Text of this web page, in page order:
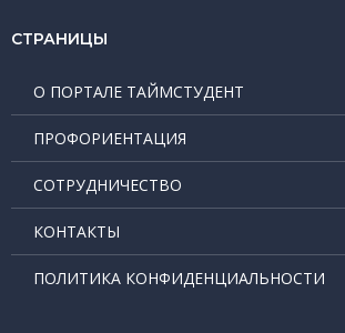
СТРАНИЦЫ
О ПОРТАЛЕ ТАЙМСТУДЕНТ
ПРОФОРИЕНТАЦИЯ
СОТРУДНИЧЕСТВО
КОНТАКТЫ
ПОЛИТИКА КОНФИДЕНЦИАЛЬНОСТИ